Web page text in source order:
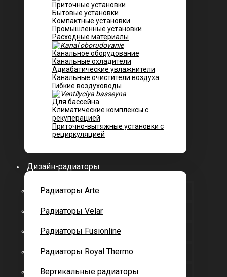
Приточные установки
Бытовые установки
Компактные установки
Промышленные установки
Расходные материалы
Канальное оборудование
Канальные охладители
Адиабатические увлажнители
Канальные очистители воздуха
Гибкие воздуховоды
Для бассейна
Климатические комплексы с
рекуперацией
Приточно-вытяжные установки с
рециркуляцией
Дизайн-радиаторы
Радиаторы Arte
Радиаторы Velar
Радиаторы Fusionline
Радиаторы Royal Thermo
Вертикальные радиаторы